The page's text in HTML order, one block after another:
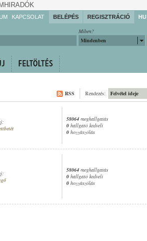
KAPCSOLAT BELÉPÉS REGISZTRÁCIÓ HU
Miben?
Mindenben
Felvétel ideje
Rendezés:
RSS
58064 meghallgatás
0 hallgató kedveli
0 hozzászólás
58064 meghallgatás
0 hallgató kedveli
0 hozzászólás